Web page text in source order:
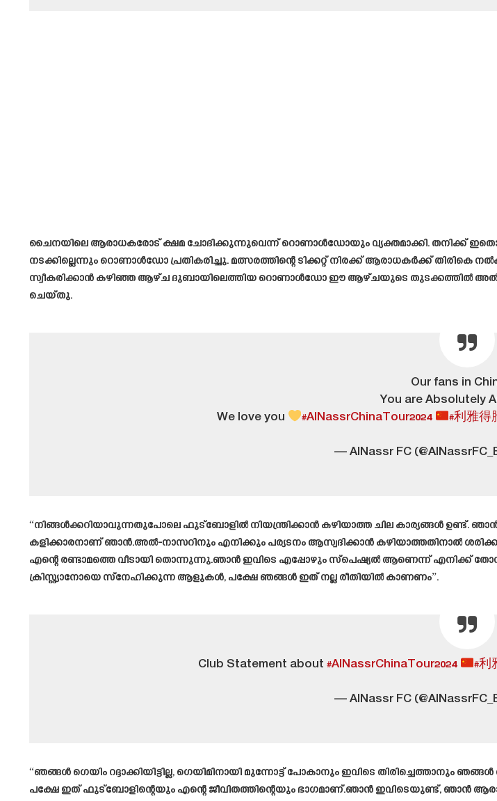
ചൈനയിലെ ആരാധകരോട് ക്ഷമ ചോദിക്കുന്നുവെന്ന് റൊണാൾഡോയും വ്യക്തമാക്കി. തനിക്ക്
നടക്കില്ലെന്നും റൊണാൾഡോ പ്രതികരിച്ചു. മത്സരത്തിന്റെ ടിക്കറ്റ് നിരക്ക് ആരാധകർക്ക്
സ്വീകരിക്കാൻ കഴിഞ്ഞ ആഴ്ച ദുബായിലെത്തിയ റൊണാൾഡോ ഈ ആഴ്ചയുടെ തുടക്കത്തിൽ അൽ-
ചെയ്തു.
Our fans in
You are Absolutely
We love you
#AlNassrChinaTour2024 #利雅得
— AlNassr FC
“നിങ്ങൾക്കറിയാവുന്നതുപോലെ ഫുട്ബോളിൽ നിയന്ത്രിക്കാൻ കഴിയാത്ത ചില കാര്യങ്ങൾ ഉണ്ട്.
കളിക്കാരനാണ് ഞാൻ.അൽ-നാസറിനും എനിക്കും പര്യടനം ആസ്വദിക്കാൻ കഴിയാത്തതിനാൽ
എന്റെ രണ്ടാമത്തെ വീടായി തൊന്നുന്നു.ഞാൻ ഇവിടെ എപ്പോഴും സ്പെഷ്യൽ ആണെന്ന് എനിക്ക്
ക്രിസ്റ്റ്യാനോയെ സ്നേഹിക്കുന്ന ആളുകൾ, പക്ഷേ ഞങ്ങൾ ഇത് നല്ല രീതിയിൽ കാണണം”.
Club Statement about #AlNassrChinaTour2024 #利
— AlNassr FC
“ഞങ്ങൾ ഗെയിം റദ്ദാക്കിയിട്ടില്ല, ഗെയിമിനായി മുന്നോട്ട് പോകാനും ഇവിടെ
പക്ഷേ ഇത് ഫുട്‌ബോളിന്റെയും എന്റെ ജീവിതത്തിന്റെയും ഭാഗമാണ്.ഞാൻ ഇവിടെയുണ്ട്, ഞാൻ